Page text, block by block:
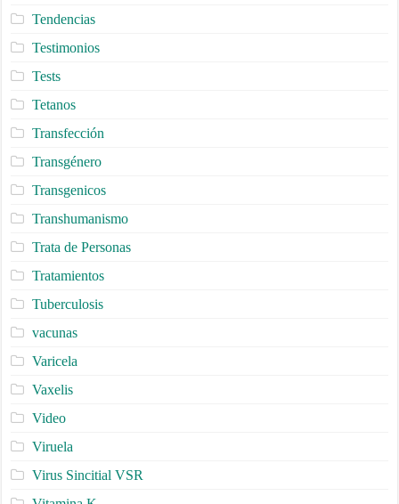
Tendencias
Testimonios
Tests
Tetanos
Transfección
Transgénero
Transgenicos
Transhumanismo
Trata de Personas
Tratamientos
Tuberculosis
vacunas
Varicela
Vaxelis
Video
Viruela
Virus Sincitial VSR